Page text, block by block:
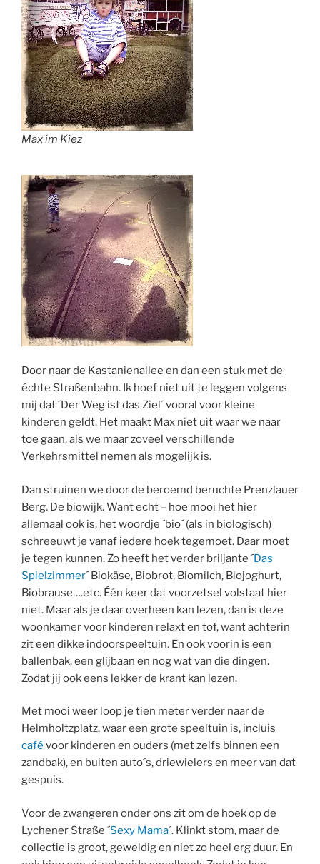
Max im Kiez
Door naar de Kastanienallee en dan een stuk met de
échte Straßenbahn. Ik hoef niet uit te leggen volgens
mij dat ´Der Weg ist das Ziel´ vooral voor kleine
kinderen geldt. Het maakt Max niet uit waar we naar
toe gaan, als we maar zoveel verschillende
Verkehrsmittel nemen als mogelijk is.
Dan struinen we door de beroemd beruchte Prenzlauer
Berg. De biowijk. Want echt – hoe mooi het hier
allemaal ook is, het woordje ´bio´ (als in biologisch)
schreeuwt je vanaf iedere hoek tegemoet. Daar moet
je tegen kunnen. Zo heeft het verder briljante ´Das
Spielzimmer´ Biokäse, Biobrot, Biomilch, Biojoghurt,
Biobrause….etc. Één keer dat voorzetsel volstaat hier
niet. Maar als je daar overheen kan lezen, dan is deze
woonkamer voor kinderen relaxt en tof, want achterin
zit een dikke indoorspeeltuin. En ook voorin is een
ballenbak, een glijbaan en nog wat van die dingen.
Zodat jij ook eens lekker de krant kan lezen.
Met mooi weer loop je tien meter verder naar de
Helmholtzplatz, waar een grote speeltuin is, incluis
café voor kinderen en ouders (met zelfs binnen een
zandbak), en buiten auto´s, driewielers en meer van dat
gespuis.
Voor de zwangeren onder ons zit om de hoek op de
Lychener Straße ´Sexy Mama´. Klinkt stom, maar de
collectie is groot, geweldig en niet zo heel erg duur. En